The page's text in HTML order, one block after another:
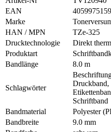
EAN
Marke
HAN / MPN
TZe-325
Drucktechnologie
Direkt
Produktart
Bandlänge
8.0 m
Schlagwörter
Druckband,
Schriftband
Bandmaterial
Polyester
Bandbreite
9.0 mm